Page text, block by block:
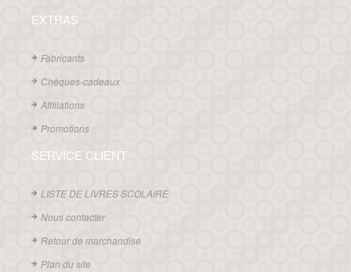
EXTRAS
Fabricants
Chèques-cadeaux
Affiliations
Promotions
SERVICE CLIENT
LISTE DE LIVRES SCOLAIRE
Nous contacter
Retour de marchandise
Plan du site